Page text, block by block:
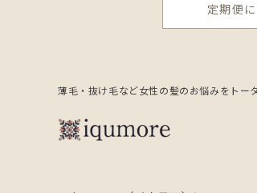
定期便
薄毛・抜け毛など女性の髪のお悩みをトー